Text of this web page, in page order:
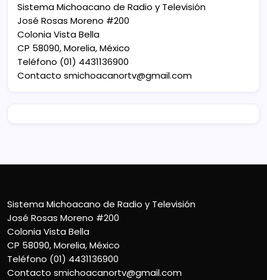
Sistema Michoacano de Radio y Televisión
José Rosas Moreno #200
Colonia Vista Bella
CP 58090, Morelia, México
Teléfono (01) 4431136900
Contacto smichoacanortv@gmail.com
Sistema Michoacano de Radio y Televisión
José Rosas Moreno #200
Colonia Vista Bella
CP 58090, Morelia, México
Teléfono (01) 4431136900
Contacto smichoacanortv@gmail.com